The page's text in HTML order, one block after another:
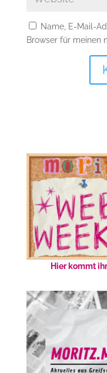
Name, E-Mail-
Browser für meinen
Hier kommt